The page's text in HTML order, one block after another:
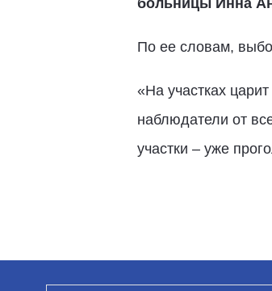
больницы Инна
По ее словам,
«На участках
наблюдатели от
участки – уже